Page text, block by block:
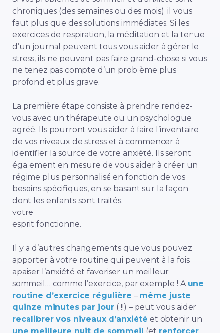
chroniques (des semaines ou des mois), il vous
faut plus que des solutions immédiates. Si les
exercices de respiration, la méditation et la tenue
d’un journal peuvent tous vous aider à gérer le
stress, ils ne peuvent pas faire grand-chose si vous
ne tenez pas compte d’un problème plus
profond et plus grave.
La première étape consiste à prendre rendez-
vous avec un thérapeute ou un psychologue
agréé. Ils pourront vous aider à faire l’inventaire
de vos niveaux de stress et à commencer à
identifier la source de votre anxiété. Ils seront
également en mesure de vous aider à créer un
régime plus personnalisé en fonction de vos
besoins spécifiques, en se basant sur la façon
dont les enfants sont traités.
votre
esprit fonctionne.
Il y a d’autres changements que vous pouvez
apporter à votre routine qui peuvent à la fois
apaiser l’anxiété et favoriser un meilleur
sommeil… comme l’exercice, par exemple ! A une
routine d’exercice régulière – même juste
quinze minutes par jour ( !!) – peut vous aider
recalibrer vos niveaux d’anxiété et obtenir un
une meilleure nuit de sommeil (et renforcer